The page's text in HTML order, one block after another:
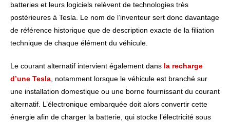
batteries et leurs logiciels relèvent de technologies très
postérieures à Tesla. Le nom de l’inventeur sert donc davantage
de référence historique que de description exacte de la filiation
technique de chaque élément du véhicule.
Le courant alternatif intervient également dans la recharge
d’une Tesla, notamment lorsque le véhicule est branché sur
une installation domestique ou une borne fournissant du courant
alternatif. L’électronique embarquée doit alors convertir cette
énergie afin de charger la batterie, qui stocke l’électricité sous